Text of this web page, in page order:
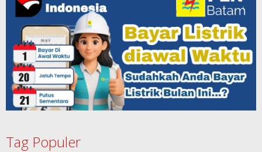
Tag Populer